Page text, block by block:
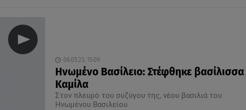
06.05.23, 15:09
Ηνωμένο Βασίλειο: Στέφθηκε
Καμίλα
Στον πλευρό του συζύγου της, νέου βασιλιά του
Ηνωμένου Βασιλείου